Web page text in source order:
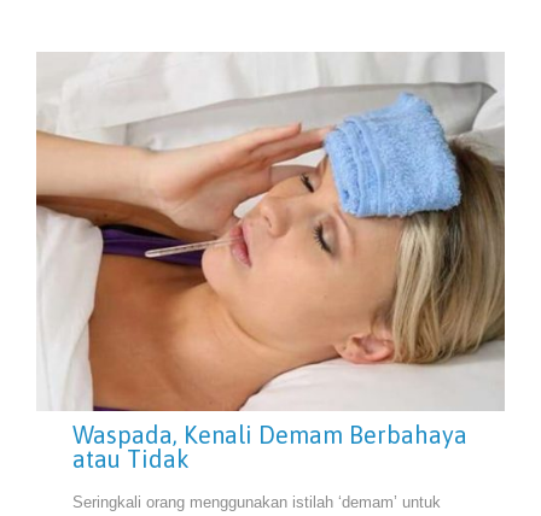
Waspada, Kenali Demam Berbahaya
atau Tidak
Seringkali orang menggunakan istilah ‘demam’ untuk